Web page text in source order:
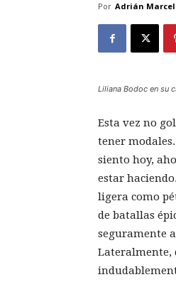
Por Adrián
Liliana Bodoc en su
Esta vez no
tener
siento hoy,
estar
ligera como
de batallas
seguramente
Lateralmente,